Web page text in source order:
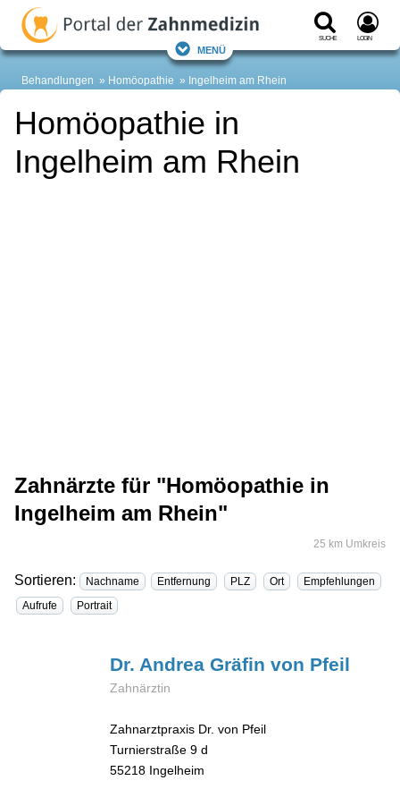
Suche Login
Menü
Behandlungen Homöopathie Ingelheim am Rhein
Homöopathie in
Ingelheim am Rhein
Zahnärzte für "Homöopathie in
Ingelheim am Rhein"
25 km Umkreis
Sortieren: Nachname Entfernung PLZ Ort
Empfehlungen
Aufrufe
Portrait
Dr. AndreaGräfin von Pfeil
Zahnärztin
Zahnarztpraxis Dr. von Pfeil
Turnierstraße 9 d
55218 Ingelheim